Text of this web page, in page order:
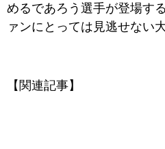
めるであろう選手が登場す
ァンにとっては見逃せない
【関連記事】